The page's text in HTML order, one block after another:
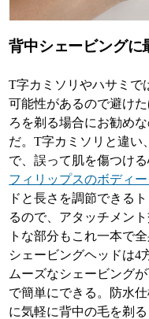
背中シェービングに
T字カミソリやハサミで
可能性があるので避け
ろを剃る場合にお勧め
だ。T字カミソリと違い
で、誤って肌を傷つけ
フィリップスのボディ
ドと長さを調節できる
るので、アタッチメン
トな部分もこれ一本で
シェービングヘッドは4
ムーズなシェービング
で簡単にできる。防水
に気軽に背中の毛を剃